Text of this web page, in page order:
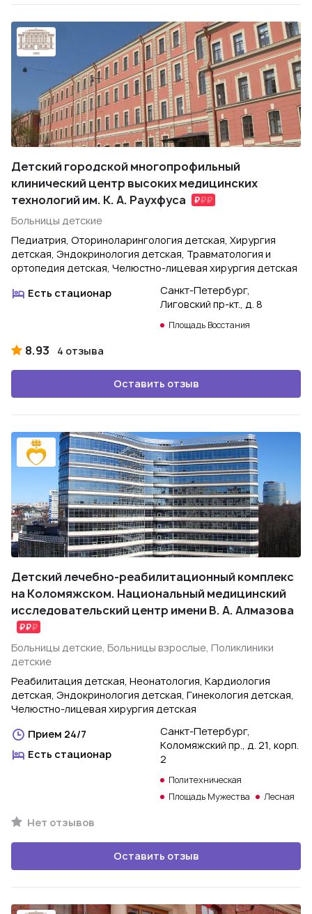
Детский городской многопрофильный
клинический центр высоких медицинских
технологий им. К. А. Раухфуса
Больницы детские
Педиатрия, Оториноларингология детская, Хирургия
детская, Эндокринология детская, Травматология и
ортопедия детская, Челюстно-лицевая хирургия детская
Есть стационар
Санкт-Петербург,
Лиговский пр-кт., д. 8
Площадь Восстания
8.93 4 отзыва
Оставить отзыв
Детский лечебно-реабилитационный комплекс
на Коломяжском. Национальный медицинский
исследовательский центр имени В. А. Алмазова
Больницы детские, Больницы взрослые, Поликлиники
детские
Реабилитация детская, Неонатология, Кардиология
детская, Эндокринология детская, Гинекология детская,
Челюстно-лицевая хирургия детская
Прием 24/7
Есть стационар
Санкт-Петербург,
Коломяжский пр., д. 21, корп.
2
Политехническая
Площадь Мужества
Лесная
Нет отзывов
Оставить отзыв